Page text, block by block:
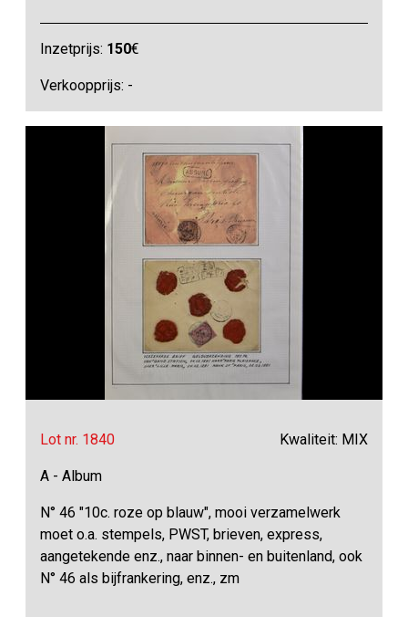
Inzetprijs: 150€
Verkoopprijs: -
Lot nr. 1840 Kwaliteit: MIX
A - Album
N° 46 "10c. roze op blauw", mooi verzamelwerk
moet o.a. stempels, PWST, brieven, express,
aangetekende enz., naar binnen- en buitenland, ook
N° 46 als bijfrankering, enz., zm